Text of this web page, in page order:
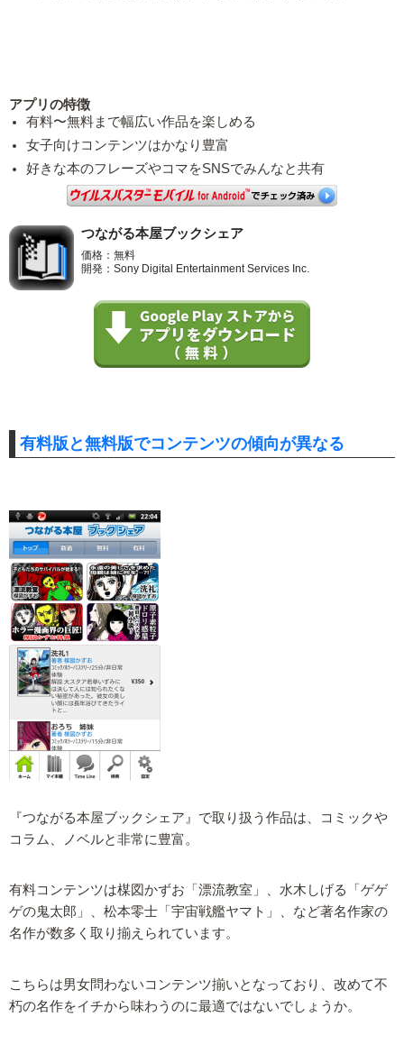
アプリの特徴
有料〜無料まで幅広い作品を楽しめる
女子向けコンテンツはかなり豊富
好きな本のフレーズやコマをSNSでみんなと共有
つながる本屋ブックシェア
価格：無料
開発：Sony Digital Entertainment Services Inc.
有料版と無料版でコンテンツの傾向が異なる
『つながる本屋ブックシェア』で取り扱う作品は、コミックや
コラム、ノベルと非常に豊富。
有料コンテンツは楳図かずお「漂流教室」、水木しげる「ゲゲ
ゲの鬼太郎」、松本零士「宇宙戦艦ヤマト」、など著名作家の
名作が数多く取り揃えられています。
こちらは男女問わないコンテンツ揃いとなっており、改めて不
朽の名作をイチから味わうのに最適ではないでしょうか。